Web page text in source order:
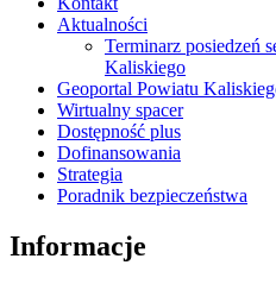
Aktualności
Terminarz posiedzeń
Kaliskiego
Geoportal Powiatu
Wirtualny spacer
Dostępność plus
Dofinansowania
Strategia
Poradnik bezpieczeństwa
Informacje